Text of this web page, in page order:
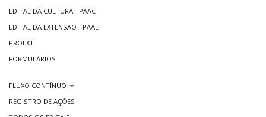
EDITAL DA CULTURA - PAAC
EDITAL DA EXTENSÃO - PAAE
PROEXT
FORMULÁRIOS
FLUXO CONTÍNUO
REGISTRO DE AÇÕES